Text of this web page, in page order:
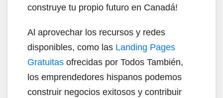
construye tu propio futuro en Canadá!
Al aprovechar los recursos y redes
disponibles, como las Landing Pages
Gratuitas ofrecidas por Todos También,
los emprendedores hispanos podemos
construir negocios exitosos y contribuir